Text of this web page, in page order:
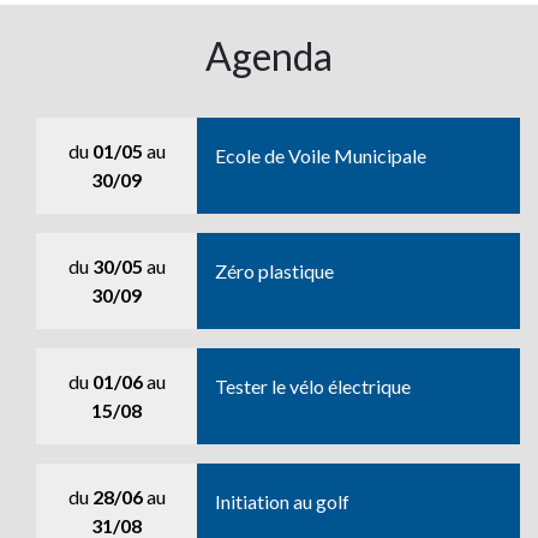
Agenda
du 01/05 au
30/09
Ecole de Voile Municipale
du 30/05 au
30/09
Zéro plastique
du 01/06au
15/08
Tester le vélo électrique
du 28/06au
31/08
Initiation au golf